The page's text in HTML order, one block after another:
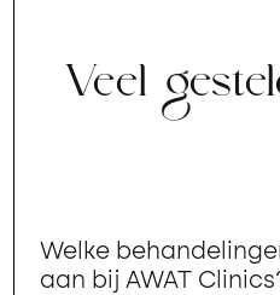
Veel
Welke
aan bij AWAT